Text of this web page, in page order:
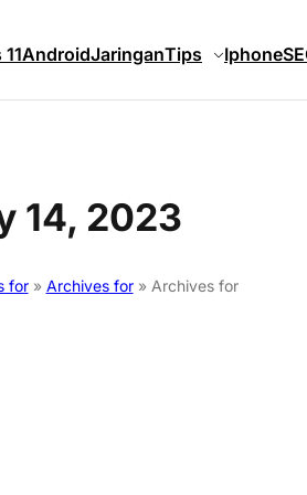
AndroidJaringanTips Iphone
14, 2023
for» Archives for» Archives for